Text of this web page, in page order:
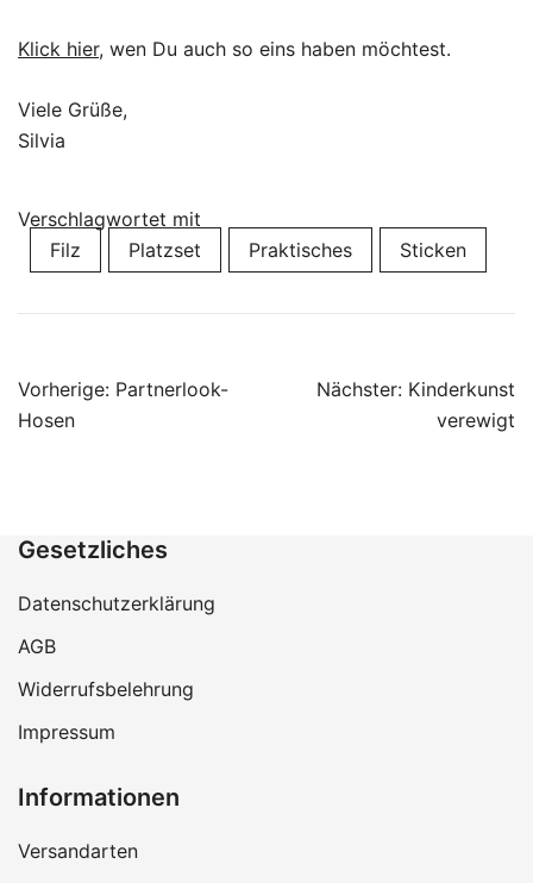
Klick hier, wen Du auch so eins haben möchtest.
Viele Grüße,
Silvia
Verschlagwortet mit
Filz
Platzset Praktisches Sticken
Beitragsnavigation
Vorherige: Partnerlook-
Hosen
Nächster: Kinderkunst
verewigt
Gesetzliches
Datenschutzerklärung
AGB
Widerrufsbelehrung
Impressum
Informationen
Versandarten